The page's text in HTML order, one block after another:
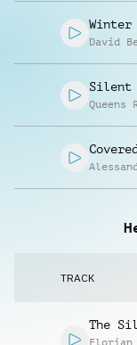
Winter
David
Silent
Queens
TRACK
The
Florian